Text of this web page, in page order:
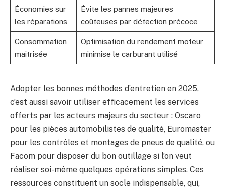
Économies sur
les réparations
Évite les pannes majeures
coûteuses par détection précoce
Consommation
maîtrisée
Optimisation du rendement moteur
minimise le carburant utilisé
Adopter les bonnes méthodes d’entretien en 2025,
c’est aussi savoir utiliser efficacement les services
offerts par les acteurs majeurs du secteur : Oscaro
pour les pièces automobilistes de qualité, Euromaster
pour les contrôles et montages de pneus de qualité, ou
Facom pour disposer du bon outillage si l’on veut
réaliser soi-même quelques opérations simples. Ces
ressources constituent un socle indispensable, qui,